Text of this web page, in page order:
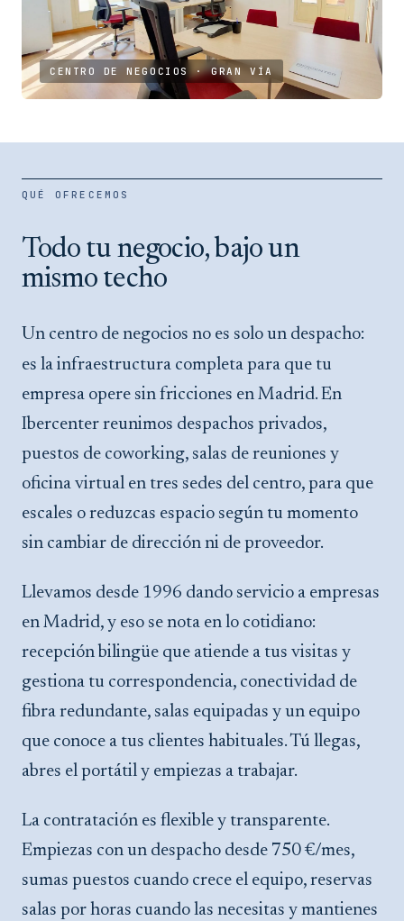
CENTRO DE NEGOCIOS · GRAN VÍA
QUÉ OFRECEMOS
Todo tu negocio, bajo un
mismo techo
Un centro de negocios no es solo un despacho:
es la infraestructura completa para que tu
empresa opere sin fricciones en Madrid. En
Ibercenter reunimos despachos privados,
puestos de coworking, salas de reuniones y
oficina virtual en tres sedes del centro, para que
escales o reduzcas espacio según tu momento
sin cambiar de dirección ni de proveedor.
Llevamos desde 1996 dando servicio a empresas
en Madrid, y eso se nota en lo cotidiano:
recepción bilingüe que atiende a tus visitas y
gestiona tu correspondencia, conectividad de
fibra redundante, salas equipadas y un equipo
que conoce a tus clientes habituales. Tú llegas,
abres el portátil y empiezas a trabajar.
La contratación es flexible y transparente.
Empiezas con un despacho desde 750 €/mes,
sumas puestos cuando crece el equipo, reservas
salas por horas cuando las necesitas y mantienes